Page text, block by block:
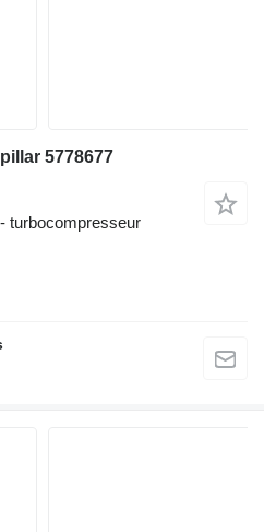
5778677
turbocompresseur